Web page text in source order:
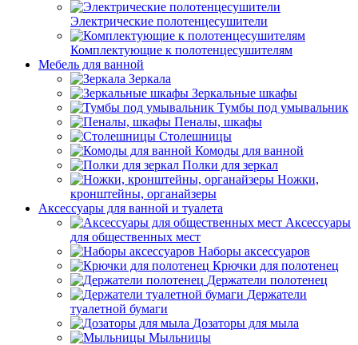
Электрические полотенцесушители
Комплектующие к полотенцесушителям
Мебель для ванной
Зеркала
Зеркальные шкафы
Тумбы под умывальник
Пеналы, шкафы
Столешницы
Комоды для ванной
Полки для зеркал
Ножки,
кронштейны, органайзеры
Аксессуары для ванной и туалета
Аксессуары
для общественных мест
Наборы аксессуаров
Крючки для полотенец
Держатели полотенец
Держатели
туалетной бумаги
Дозаторы для мыла
Мыльницы